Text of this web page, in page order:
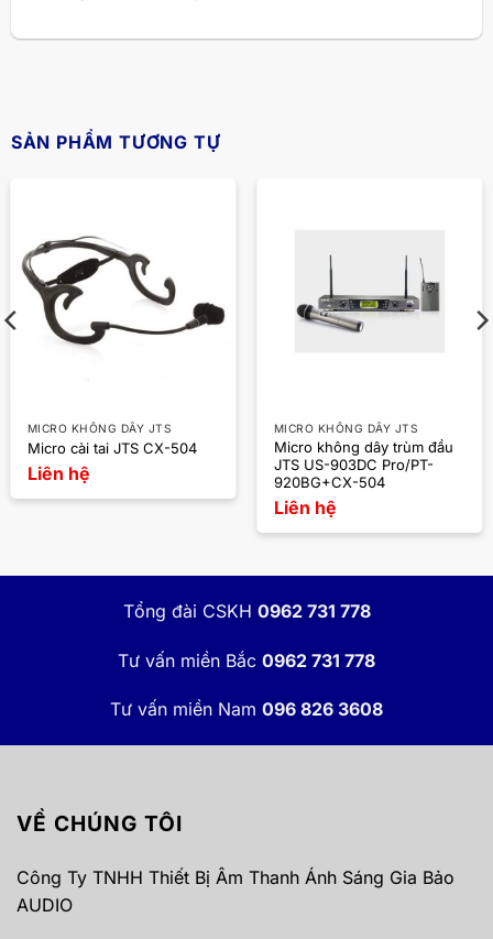
SẢN PHẨM TƯƠNG TỰ
MICRO KHÔNG DÂY JTS
Micro cài tai JTS CX-504
Liên hệ
MICRO KHÔNG DÂY JTS
Micro không dây trùm đầu
JTS US-903DC Pro/PT-
920BG+CX-504
Liên hệ
Tổng đài CSKH 0962 731 778
Tư vấn miền Bắc 0962 731 778
Tư vấn miền Nam 096 826 3608
VỀ CHÚNG TÔI
Công Ty TNHH Thiết Bị Âm Thanh Ánh Sáng Gia Bảo
AUDIO